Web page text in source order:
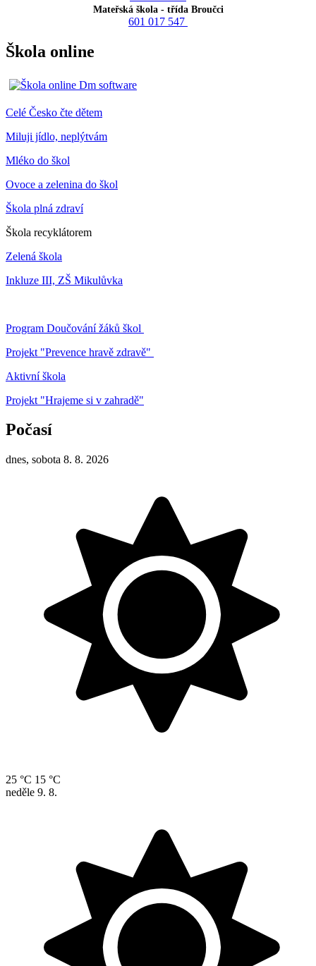
Mateřská škola - třída Broučci
601 017 547
Škola online
Celé Česko čte dětem
Miluji jídlo, neplýtvám
Mléko do škol
Ovoce a zelenina do škol
Škola plná zdraví
Škola recyklátorem
Zelená škola
Inkluze III, ZŠ Mikulůvka
Program Doučování žáků škol
Projekt "Prevence hravě zdravě"
Aktivní škola
Projekt "Hrajeme si v zahradě"
Počasí
dnes, sobota 8. 8. 2026
25 °C 15 °C
neděle 9. 8.